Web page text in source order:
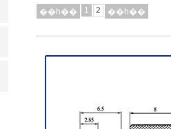
��һ�� 1 2 ��һ��